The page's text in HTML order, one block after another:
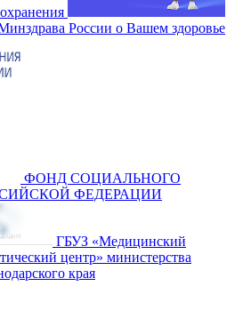
России о Вашем здоровье
ФОНД СОЦИАЛЬНОГО
ФЕДЕРАЦИИ
ГБУЗ «Медицинский
центр» министерства
края